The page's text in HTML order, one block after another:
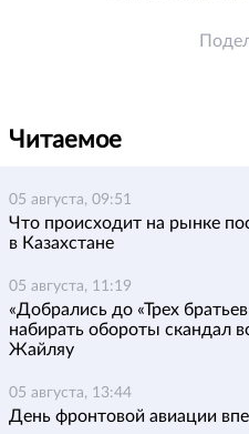
Читаемое
05 августа, 09:51
Что происходит на рынке
в Казахстане
05 августа, 11:19
«Добрались до «Трех
набирать обороты скандал
Жайляу
05 августа, 13:44
День фронтовой авиации